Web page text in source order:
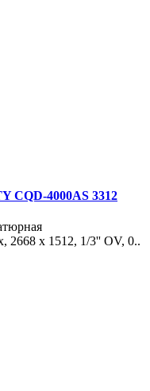
CQD-4000AS 3312
2668 х 1512, 1/3'' OV, 0..